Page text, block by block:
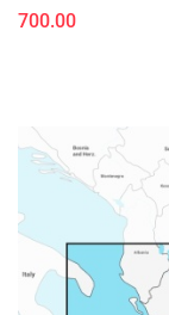
700.00